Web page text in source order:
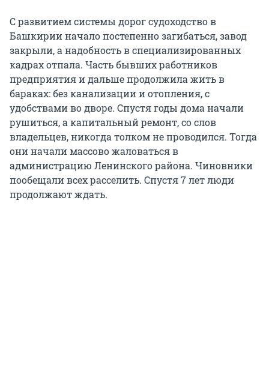
С развитием системы дорог судоходство в
Башкирии начало постепенно загибаться, завод
закрыли, а надобность в специализированных
кадрах отпала. Часть бывших работников
предприятия и дальше продолжила жить в
бараках: без канализации и отопления, с
удобствами во дворе. Спустя годы дома начали
рушиться, а капитальный ремонт, со слов
владельцев, никогда толком не проводился. Тогда
они начали массово жаловаться в
администрацию Ленинского района. Чиновники
пообещали всех расселить. Спустя 7 лет люди
продолжают ждать.